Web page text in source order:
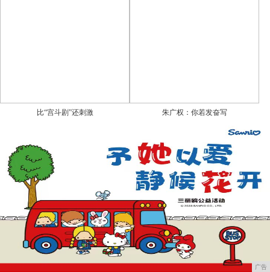
比“宫斗剧”还刺激 朱广权：你若发奋写
广告